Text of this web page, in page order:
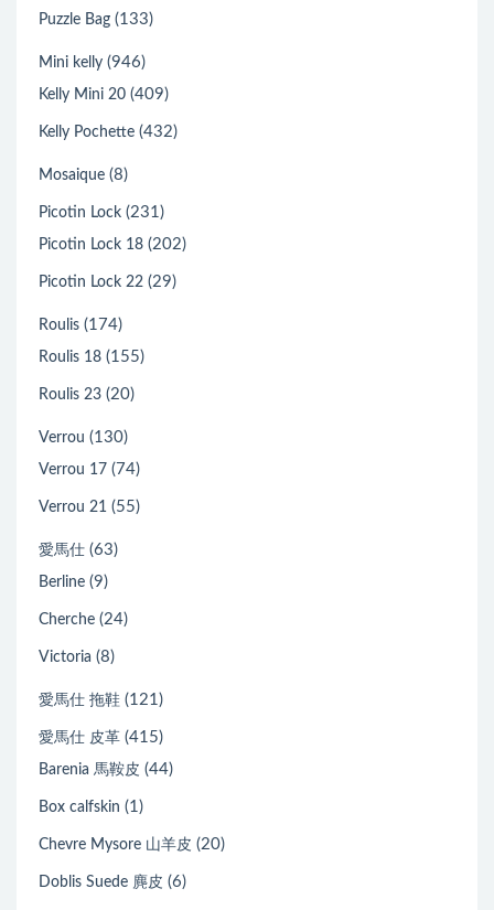
Puzzle Bag (133)
Mini kelly (946)
Kelly Mini 20 (409)
Kelly Pochette (432)
Mosaique (8)
Picotin Lock (231)
Picotin Lock 18 (202)
Picotin Lock 22 (29)
Roulis (174)
Roulis 18 (155)
Roulis 23 (20)
Verrou (130)
Verrou 17 (74)
Verrou 21 (55)
愛馬仕 (63)
Berline (9)
Cherche (24)
Victoria (8)
愛馬仕 拖鞋 (121)
愛馬仕 皮革 (415)
Barenia 馬鞍皮 (44)
Box calfskin (1)
Chevre Mysore 山羊皮 (20)
Doblis Suede 麂皮 (6)